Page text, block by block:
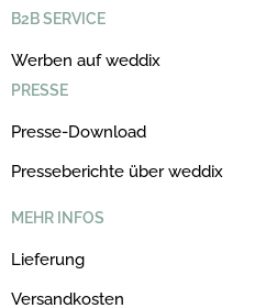
B2B SERVICE
Werben auf weddix
PRESSE
Presse-Download
Presseberichte über weddix
MEHR INFOS
Lieferung
Versandkosten